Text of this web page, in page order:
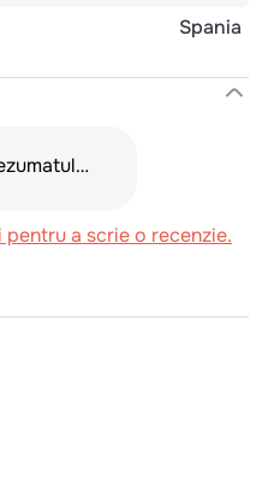
Spania
a scrie o recenzie.